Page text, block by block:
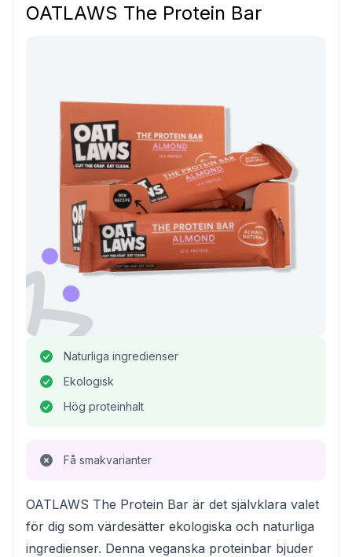
OATLAWS The Protein Bar
Naturliga ingredienser
Ekologisk
Hög proteinhalt
Få smakvarianter
OATLAWS The Protein Bar är det självklara valet
för dig som värdesätter ekologiska och naturliga
ingredienser. Denna veganska proteinbar bjuder